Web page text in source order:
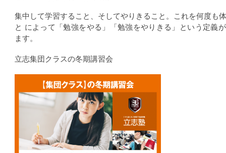
集中して学習すること、そしてやりきること。これを何度も
と によって「勉強をやる」「勉強をやりきる」という定義
ます。
立志集団クラスの冬期講習会